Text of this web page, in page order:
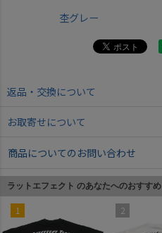
杢グレー
返品・交換について
お取寄せについて
商品についてのお問い合わせ
ラットエフェクト のあなたへのおすすめ
1 2